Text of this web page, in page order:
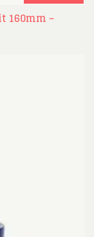
160mm –